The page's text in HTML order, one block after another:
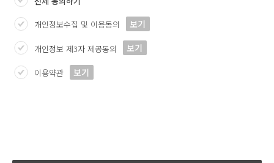
개인정보수집 및 이용동의 보기
개인정보 제3자 제공동의 보기
이용약관 보기